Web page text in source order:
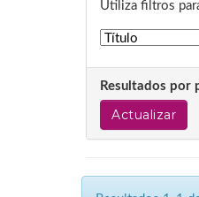
Utiliza filtros
Resultados por